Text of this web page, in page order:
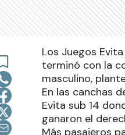
Los Juegos
terminó con la
masculino,
En las canchas
Evita sub 14
ganaron el
Más pasajeros